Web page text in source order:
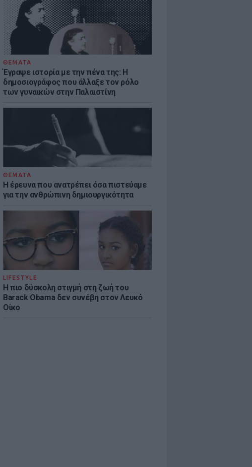
ΘΕΜΑΤΑ
Έγραψε ιστορία με την πένα της: Η
δημοσιογράφος που άλλαξε τον ρόλο
των γυναικών στην Παλαιστίνη
ΘΕΜΑΤΑ
Η έρευνα που ανατρέπει όσα πιστεύαμε
για την ανθρώπινη δημιουργικότητα
LIFESTYLE
Η πιο δύσκολη στιγμή στη ζωή του
Barack Obama δεν συνέβη στον Λευκό
Οίκο